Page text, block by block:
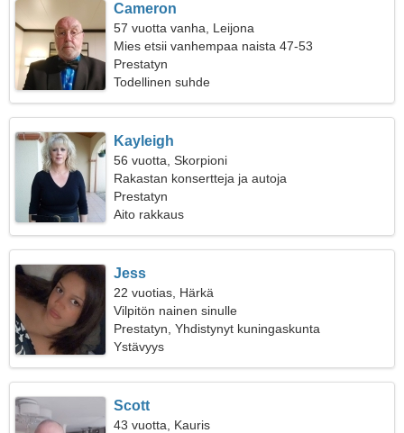
Cameron
57 vuotta vanha, Leijona
Mies etsii vanhempaa naista 47-53
Prestatyn
Todellinen suhde
Kayleigh
56 vuotta, Skorpioni
Rakastan konsertteja ja autoja
Prestatyn
Aito rakkaus
Jess
22 vuotias, Härkä
Vilpitön nainen sinulle
Prestatyn, Yhdistynyt kuningaskunta
Ystävyys
Scott
43 vuotta, Kauris